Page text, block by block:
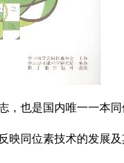
，也是国内唯一一本
同位素技术的发展